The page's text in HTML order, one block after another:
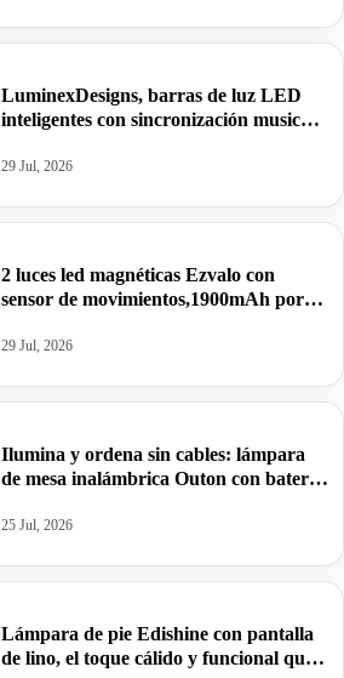
LuminexDesigns, barras de luz LED
inteligentes con sincronización musical
29 Jul, 2026
2 luces led magnéticas Ezvalo con
sensor de movimientos,1900mAh por
29 Jul, 2026
Ilumina y ordena sin cables: lámpara
de mesa inalámbrica Outon con batería
25 Jul, 2026
Lámpara de pie Edishine con pantalla
de lino, el toque cálido y funcional que